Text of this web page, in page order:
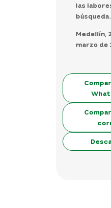
las
búsqueda.
Medellín,
marzo de